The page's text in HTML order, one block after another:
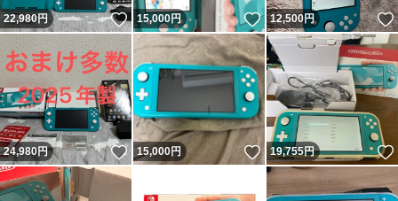
22,980円 いいね！
15,000円 いいね！
12,500円
24,980円 いいね！
15,000円 いいね！
19,755円